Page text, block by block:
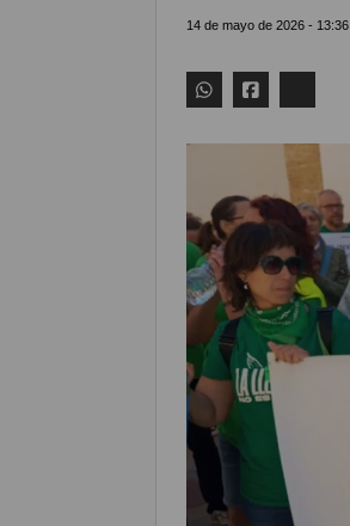
14 de mayo de 2026 - 13:36